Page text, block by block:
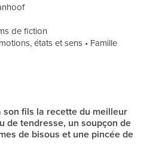
de fiction
états et sens • Famille
son fils la recette du meilleur
de tendresse, un soupçon de
de bisous et une pincée de